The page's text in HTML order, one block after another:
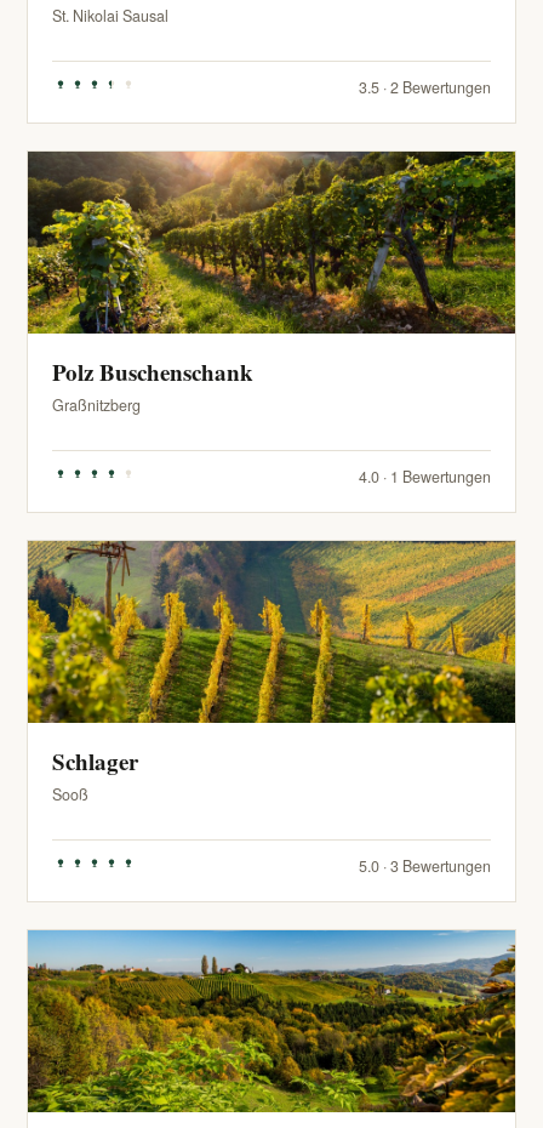
St. Nikolai Sausal
3.5 · 2 Bewertungen
Polz Buschenschank
Graßnitzberg
4.0 · 1 Bewertungen
Schlager
Sooß
5.0 · 3 Bewertungen